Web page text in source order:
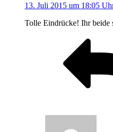
13. Juli 2015 um 18:05
Tolle Eindrücke! Ihr beide